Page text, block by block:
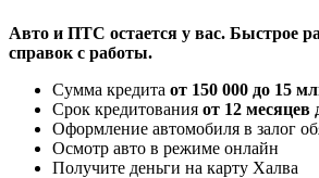
Авто и ПТС остается у вас. Быстрое
справок с работы.
Сумма кредита от 150 000 до 15
Срок кредитования от 12 месяцев
Оформление автомобиля в залог
Осмотр авто в режиме онлайн
Получите деньги на карту Халва